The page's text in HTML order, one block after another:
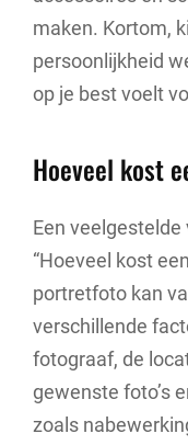
maken. Kortom,
persoonlijkheid
op je best voelt
Hoeveel kost
Een
“Hoeveel kost
portretfoto kan
verschillende
fotograaf, de
gewenste foto’s
zoals